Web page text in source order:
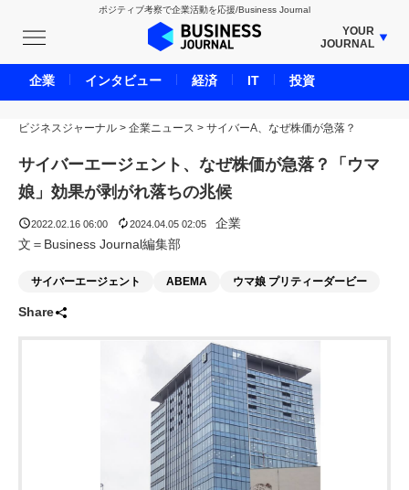
ポジティブ考察で企業活動を応援/Business Journal
YOUR
JOURNAL
BUSINESS JOURNAL
UNICORN JOURNAL
CARBON CREDITS JOURNAL
IVS JOURNAL
ENERGY MANAGEMENT JOURNAL
LIFE ENDING JOURNAL
BPaaS JOURNAL
ADOPTABLE DOG JOURNAL
ビジネスジャーナル > 企業ニュース > サイバーA、なぜ株価が急落？
サイバーエージェント、なぜ株価が急落？「ウマ
娘」効果が剥がれ落ちの兆候
2022.02.16 06:00 2024.04.05 02:05
企業
文＝Business Journal編集部
サイバーエージェント ABEMA ウマ娘 プリティーダービー
Share
企業 インタビュー 経済 IT 投資